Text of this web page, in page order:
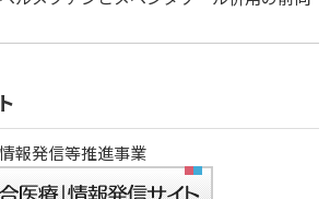
報発信等推進事業